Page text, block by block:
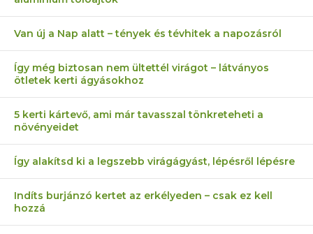
Van új a Nap alatt – tények és tévhitek a napozásról
Így még biztosan nem ültettél virágot – látványos
ötletek kerti ágyásokhoz
5 kerti kártevő, ami már tavasszal tönkreteheti a
növényeidet
Így alakítsd ki a legszebb virágágyást, lépésről lépésre
Indíts burjánzó kertet az erkélyeden – csak ez kell
hozzá